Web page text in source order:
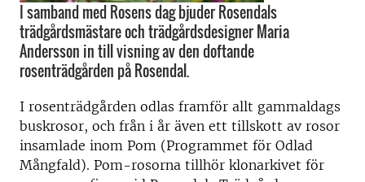
I samband med Rosens dag bjuder Rosendals
trädgårdsmästare och trädgårdsdesigner Maria
Andersson in till visning av den doftande
rosenträdgården på Rosendal.
I rosenträdgården odlas framför allt gammaldags
buskrosor, och från i år även ett tillskott av rosor
insamlade inom Pom (Programmet för Odlad
Mångfald). Pom-rosorna tillhör klonarkivet för